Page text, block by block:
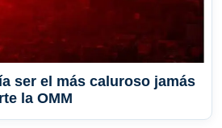
ser el más caluroso jamás
la OMM